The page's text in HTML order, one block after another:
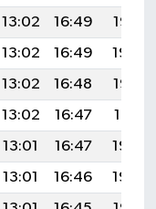
13:02 16:49
19:55
13:02 16:49
19:54
13:02 16:48
19:53
13:02 16:47
19:51
13:01 16:47
19:50
13:01 16:46
19:48